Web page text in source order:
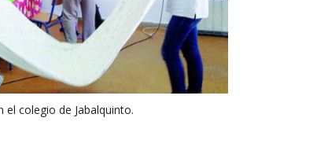
el colegio de Jabalquinto.